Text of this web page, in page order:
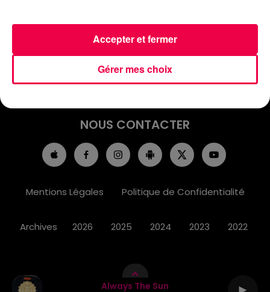
Always The Sun
INFOS
EMISSIONS
JEUX
PODCASTS
NOUS CONTACTER
Mentions Légales Politique de Confidentialité
Archives 2026 2025 2024 2023 2022
Gérer mes choix
Accepter et fermer